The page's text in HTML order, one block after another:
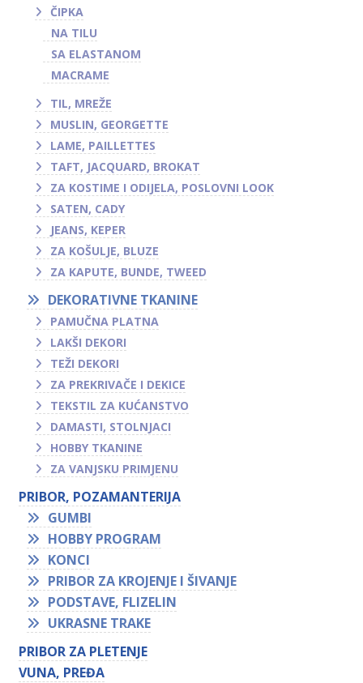
ČIPKA
NA TILU
SA ELASTANOM
MACRAME
TIL, MREŽE
MUSLIN, GEORGETTE
LAME, PAILLETTES
TAFT, JACQUARD, BROKAT
ZA KOSTIME I ODIJELA, POSLOVNI LOOK
SATEN, CADY
JEANS, KEPER
ZA KOŠULJE, BLUZE
ZA KAPUTE, BUNDE, TWEED
DEKORATIVNE TKANINE
PAMUČNA PLATNA
LAKŠI DEKORI
TEŽI DEKORI
ZA PREKRIVAČE I DEKICE
TEKSTIL ZA KUĆANSTVO
DAMASTI, STOLNJACI
HOBBY TKANINE
ZA VANJSKU PRIMJENU
PRIBOR, POZAMANTERIJA
GUMBI
HOBBY PROGRAM
KONCI
PRIBOR ZA KROJENJE I ŠIVANJE
PODSTAVE, FLIZELIN
UKRASNE TRAKE
PRIBOR ZA PLETENJE
VUNA, PREĐA